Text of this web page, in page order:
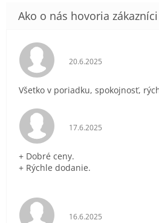
Hodnotenie obchodu
20.6.2025
Všetko v poriadku, spokojnosť,
Hodnotenie obchodu
17.6.2025
+ Dobré ceny.
+ Rýchle dodanie.
Hodnotenie obchodu
16.6.2025